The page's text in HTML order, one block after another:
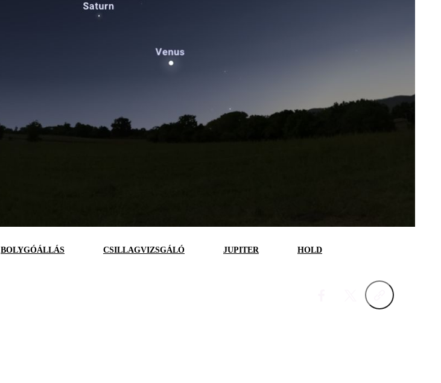
BOLYGÓÁLLÁS CSILLAGVIZSGÁLÓ JUPITER HOLD